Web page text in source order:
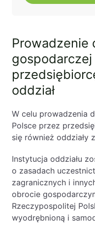
Prowadzenie
oddział
W celu prowadzenia
Polsce przez
się również oddziały
Instytucja oddziału
o zasadach
zagranicznych i
obrocie
Rzeczypospolitej
wyodrębnioną i